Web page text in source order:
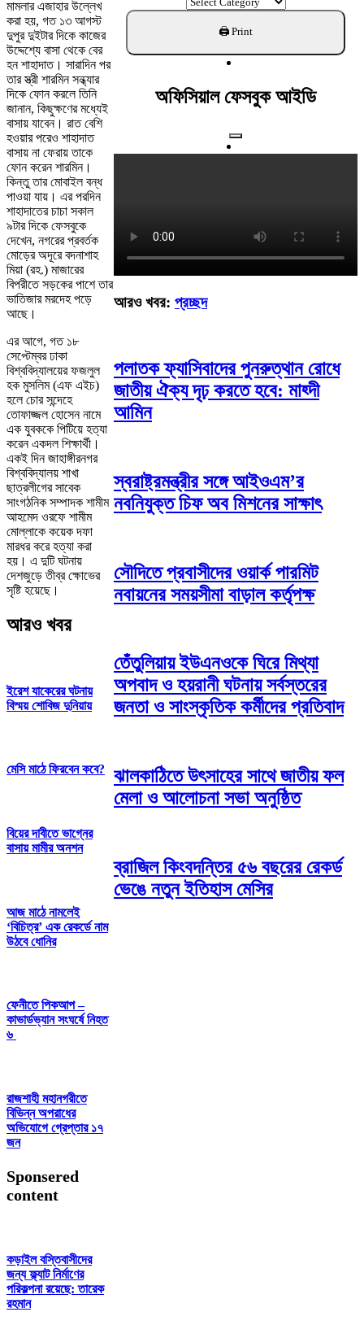
মামলার এজাহার উল্লেখ
করা হয়, গত ১৩ আগস্ট
দুপুর দুইটার দিকে কাজের
উদ্দেশ্যে বাসা থেকে বের
হন শাহাদাত। সারাদিন পর
তার স্ত্রী শারমিন সন্ধ্যার
দিকে ফোন করলে তিনি
জানান, কিছুক্ষণের মধ্যেই
বাসায় যাবেন। রাত বেশি
হওয়ার পরেও শাহাদাত
বাসায় না ফেরায় তাকে
ফোন করেন শারমিন।
কিন্তু তার মোবাইল বন্ধ
পাওয়া যায়। এর পরদিন
শাহাদাতের চাচা সকাল
৯টার দিকে ফেসবুকে
দেখেন, নগরের প্রবর্তক
মোড়ের অদূরে বদনাশাহ
মিয়া (রহ.) মাজারের
বিপরীতে সড়কের পাশে তার
ভাতিজার মরদেহ পড়ে
আছে।
এর আগে, গত ১৮
সেপ্টেম্বর ঢাকা
বিশ্ববিদ্যালয়ের ফজলুল
হক মুসলিম (এফ এইচ)
হলে চোর সন্দেহে
তোফাজ্জল হোসেন নামে
এক যুবককে পিটিয়ে হত্যা
করেন একদল শিক্ষার্থী।
একই দিন জাহাঙ্গীরনগর
বিশ্ববিদ্যালয় শাখা
ছাত্রলীগের সাবেক
সাংগঠনিক সম্পাদক শামীম
আহমেদ ওরফে শামীম
মোল্লাকে কয়েক দফা
মারধর করে হত্যা করা
হয়। এ দুটি ঘটনায়
দেশজুড়ে তীব্র ক্ষোভের
সৃষ্টি হয়েছে।
আরও খবর
ইরেশ যাকেরের ঘটনায়
বিস্ময় শোবিজ দুনিয়ায়
মেসি মাঠে ফিরবেন কবে?
বিয়ের দাবীতে ভাগ্নের
বাসায় মামীর অনশন
আজ মাঠে নামলেই
‘বিচিত্র’ এক রেকর্ডে নাম
উঠবে ধোনির
ফেনীতে পিকআপ –
কাভার্ডভ্যান সংঘর্ষে নিহত
৬
রাজশাহী মহানগরীতে
বিভিন্ন অপরাধের
অভিযোগে গ্রেপ্তার ১৭
জন
Sponsered
content
কড়াইল বস্তিবাসীদের
জন্য ফ্ল্যাট নির্মাণের
পরিকল্পনা রয়েছে: তারেক
রহমান
খুঁজুন
অফিসিয়াল ফেসবুক আইডি
আরও খবর: প্রচ্ছদ
পলাতক ফ্যাসিবাদের পুনরুত্থান রোধে
জাতীয় ঐক্য দৃঢ় করতে হবে: মাহ্দী
আমিন
স্বরাষ্ট্রমন্ত্রীর সঙ্গে আইওএম’র
নবনিযুক্ত চিফ অব মিশনের সাক্ষাৎ
সৌদিতে প্রবাসীদের ওয়ার্ক পারমিট
নবায়নের সময়সীমা বাড়াল কর্তৃপক্ষ
তেঁতুলিয়ায় ইউএনওকে ঘিরে মিথ্যা
অপবাদ ও হয়রানী ঘটনায় সর্বস্তরের
জনতা ও সাংস্কৃতিক কর্মীদের প্রতিবাদ
ঝালকাঠিতে উৎসাহের সাথে জাতীয় ফল
মেলা ও আলোচনা সভা অনুষ্ঠিত
ব্রাজিল কিংবদন্তির ৫৬ বছরের রেকর্ড
ভেঙে নতুন ইতিহাস মেসির